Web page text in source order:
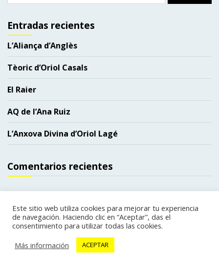
Entradas recientes
L’Aliança d’Anglès
Tèoric d’Oriol Casals
El Raier
AQ de l’Ana Ruiz
L’Anxova Divina d’Oriol Lagé
Comentarios recientes
Copyright. Todos los derechos reservados.
Política de privacidad Política de cookies
Este sitio web utiliza cookies para mejorar tu experiencia
de navegación. Haciendo clic en “Aceptar”, das el
consentimiento para utilizar todas las cookies.
Más información
ACEPTAR